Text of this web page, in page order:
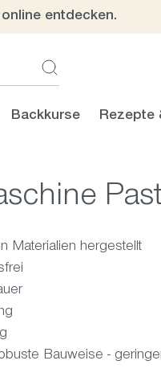
entdecken.
Backkurse Rezepte
Materialien hergestellt
Bauweise -